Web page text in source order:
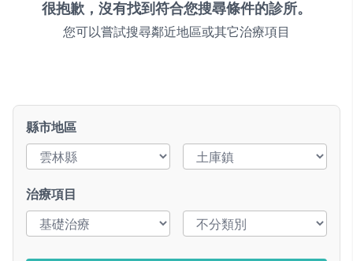
很抱歉，沒有找到符合您搜尋條件的診所。
您可以嘗試搜尋鄰近地區或其它治療項目
縣市地區
治療項目